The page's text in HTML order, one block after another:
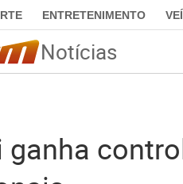
ENTRETENIMENTO
Notícias
ganha